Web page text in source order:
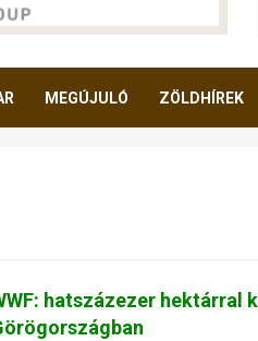
MEGÚJULÓ ZÖLDHÍREK
hatszázezer hektárral